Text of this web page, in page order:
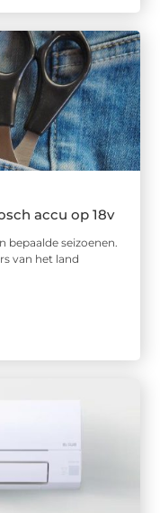
accu op 18v
seizoenen.
van het land